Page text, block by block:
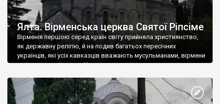
Ялта. Вірменська церква Святої Ріпсіме
Вірменія першою серед країн світу прийняла християнство,
як державну релігію, й на подив багатьох пересічних
українців, які усіх кавказців вважають мусульманами, вірмени
є відданими вірянами Христа